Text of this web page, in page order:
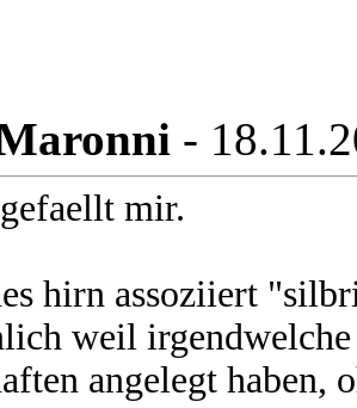
-
gefaellt mir.
hirn assoziiert
weil
angelegt haben,